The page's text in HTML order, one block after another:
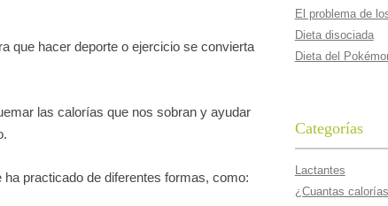
que hacer deporte o ejercicio se convierta
las calorías que nos sobran y ayudar
practicado de diferentes formas, como:
El problema de
Dieta disociada
Dieta del
Categorías
Lactantes
¿Cuantas